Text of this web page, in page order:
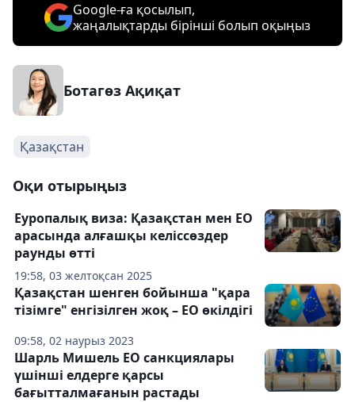
Google-ға қосылып,
жаңалықтарды бірінші болып оқыңыз
Ботагөз Ақиқат
Қазақстан
Оқи отырыңыз
19:58, 03 желтоқсан 2025
Еуропалық виза: Қазақстан мен ЕО
арасында алғашқы келіссөздер
раунды өтті
09:58, 02 наурыз 2023
Қазақстан шенген бойынша "қара
тізімге" енгізілген жоқ – ЕО өкілдігі
Шарль Мишель ЕО санкциялары
үшінші елдерге қарсы
бағытталмағанын растады